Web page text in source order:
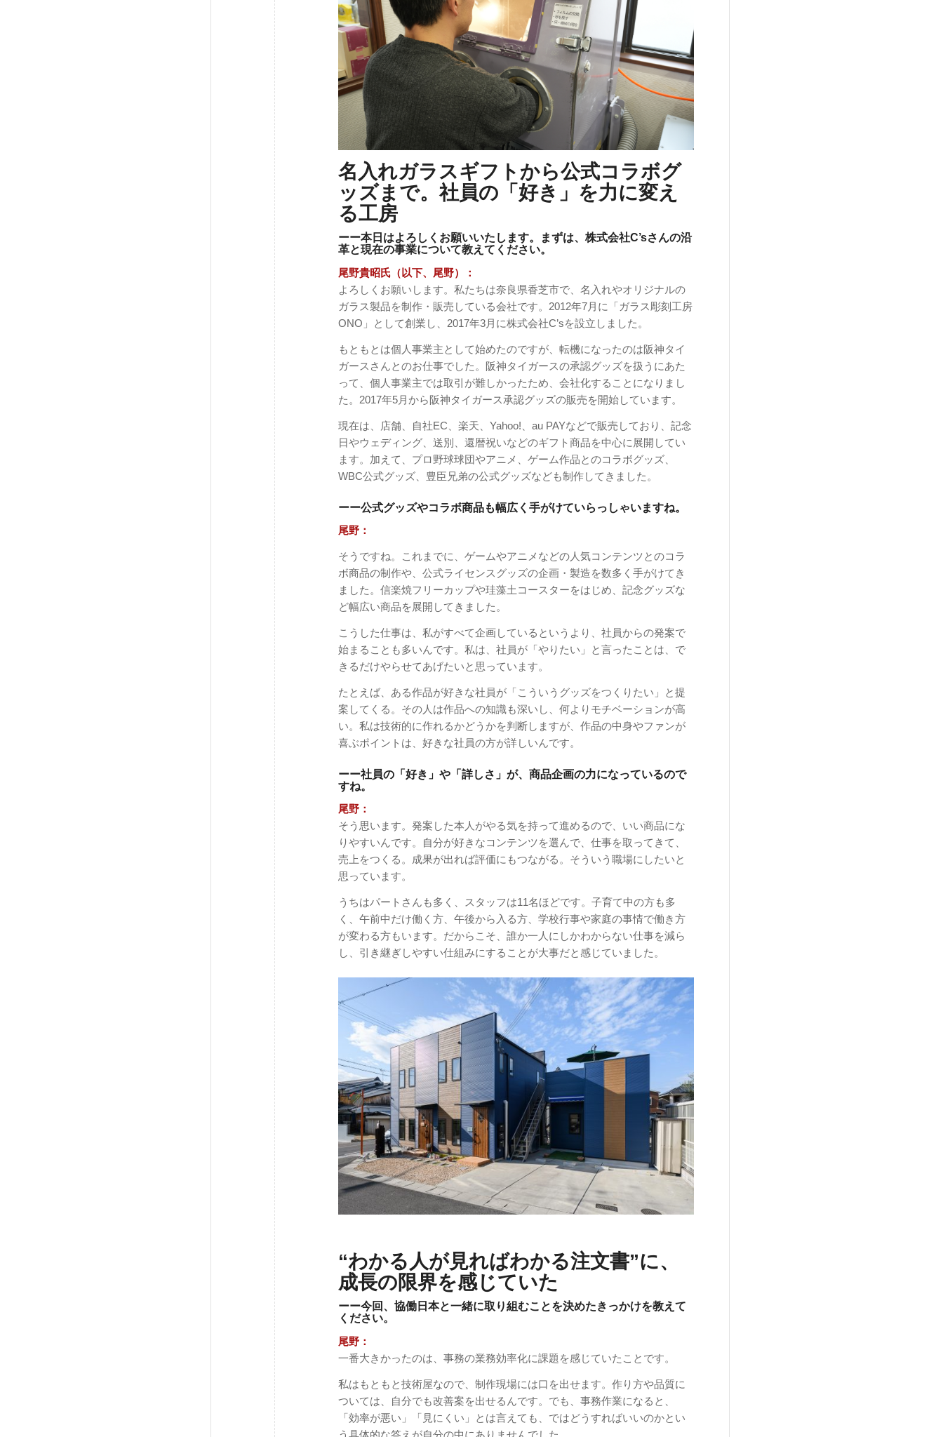
名入れガラスギフトから公式コラボグ
ッズまで。社員の「好き」を力に変え
る工房
ーー本日はよろしくお願いいたします。まずは、株式会社C’sさんの沿
革と現在の事業について教えてください。
尾野貴昭氏（以下、尾野）：
よろしくお願いします。私たちは奈良県香芝市で、名入れやオリジナルの
ガラス製品を制作・販売している会社です。2012年7月に「ガラス彫刻工房
ONO」として創業し、2017年3月に株式会社C’sを設立しました。
もともとは個人事業主として始めたのですが、転機になったのは阪神タイ
ガースさんとのお仕事でした。阪神タイガースの承認グッズを扱うにあた
って、個人事業主では取引が難しかったため、会社化することになりまし
た。2017年5月から阪神タイガース承認グッズの販売を開始しています。
現在は、店舗、自社EC、楽天、Yahoo!、au PAYなどで販売しており、記念
日やウェディング、送別、還暦祝いなどのギフト商品を中心に展開してい
ます。加えて、プロ野球球団やアニメ、ゲーム作品とのコラボグッズ、
WBC公式グッズ、豊臣兄弟の公式グッズなども制作してきました。
ーー公式グッズやコラボ商品も幅広く手がけていらっしゃいますね。
尾野：
そうですね。これまでに、ゲームやアニメなどの人気コンテンツとのコラ
ボ商品の制作や、公式ライセンスグッズの企画・製造を数多く手がけてき
ました。信楽焼フリーカップや珪藻土コースターをはじめ、記念グッズな
ど幅広い商品を展開してきました。
こうした仕事は、私がすべて企画しているというより、社員からの発案で
始まることも多いんです。私は、社員が「やりたい」と言ったことは、で
きるだけやらせてあげたいと思っています。
たとえば、ある作品が好きな社員が「こういうグッズをつくりたい」と提
案してくる。その人は作品への知識も深いし、何よりモチベーションが高
い。私は技術的に作れるかどうかを判断しますが、作品の中身やファンが
喜ぶポイントは、好きな社員の方が詳しいんです。
ーー社員の「好き」や「詳しさ」が、商品企画の力になっているので
すね。
尾野：
そう思います。発案した本人がやる気を持って進めるので、いい商品にな
りやすいんです。自分が好きなコンテンツを選んで、仕事を取ってきて、
売上をつくる。成果が出れば評価にもつながる。そういう職場にしたいと
思っています。
うちはパートさんも多く、スタッフは11名ほどです。子育て中の方も多
く、午前中だけ働く方、午後から入る方、学校行事や家庭の事情で働き方
が変わる方もいます。だからこそ、誰か一人にしかわからない仕事を減ら
し、引き継ぎしやすい仕組みにすることが大事だと感じていました。
“わかる人が見ればわかる注文書”に、
成長の限界を感じていた
ーー今回、協働日本と一緒に取り組むことを決めたきっかけを教えて
ください。
尾野：
一番大きかったのは、事務の業務効率化に課題を感じていたことです。
私はもともと技術屋なので、制作現場には口を出せます。作り方や品質に
ついては、自分でも改善案を出せるんです。でも、事務作業になると、
「効率が悪い」「見にくい」とは言えても、ではどうすればいいのかとい
う具体的な答えが自分の中にありませんでした。